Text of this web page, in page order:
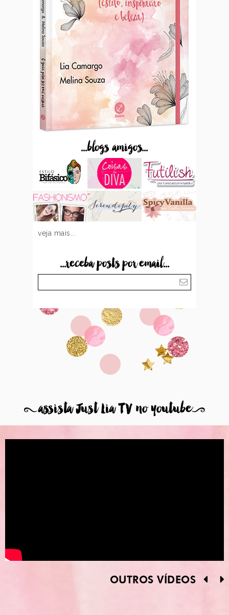
...blogs amigos...
veja mais...
...receba posts por email...
8assista Just Lia TV no youtube9
OUTROS VÍDEOS